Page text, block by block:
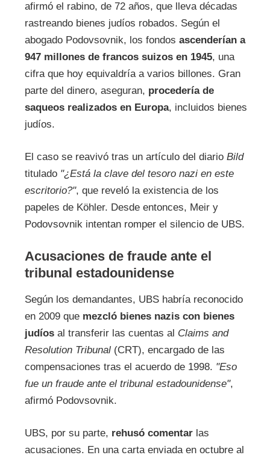
afirmó el rabino, de 72 años, que lleva décadas
rastreando bienes judíos robados. Según el
abogado Podovsovnik, los fondos ascenderían a
947 millones de francos suizos en 1945, una
cifra que hoy equivaldría a varios billones. Gran
parte del dinero, aseguran, procedería de
saqueos realizados en Europa, incluidos bienes
judíos.
El caso se reavivó tras un artículo del diario Bild
titulado "¿Está la clave del tesoro nazi en este
escritorio?", que reveló la existencia de los
papeles de Köhler. Desde entonces, Meir y
Podovsovnik intentan romper el silencio de UBS.
Acusaciones de fraude ante el
tribunal estadounidense
Según los demandantes, UBS habría reconocido
en 2009 que mezcló bienes nazis con bienes
judíosal transferir las cuentas al Claims and
Resolution Tribunal(CRT), encargado de las
compensaciones tras el acuerdo de 1998. "Eso
fue un fraude ante el tribunal estadounidense",
afirmó Podovsovnik.
UBS, por su parte, rehusó comentarlas
acusaciones. En una carta enviada en octubre al